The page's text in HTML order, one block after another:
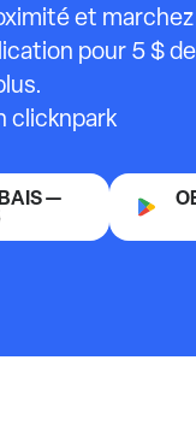
et
pour 5 $
clicknpark
—